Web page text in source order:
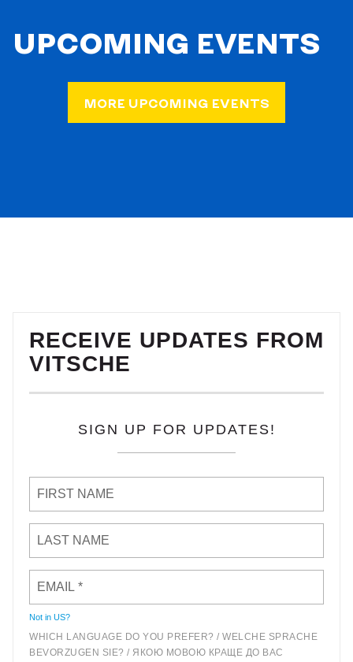
UPCOMING EVENTS
MORE UPCOMING EVENTS
RECEIVE UPDATES FROM
VITSCHE
SIGN UP FOR UPDATES!
Not in US?
WHICH LANGUAGE DO YOU PREFER? / WELCHE SPRACHE
BEVORZUGEN SIE? / ЯКОЮ МОВОЮ КРАЩЕ ДО ВАС